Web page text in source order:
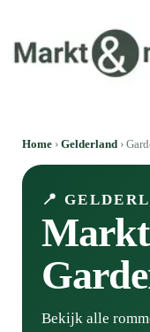
Home › Gelderland ›
📍
Bekijk alle